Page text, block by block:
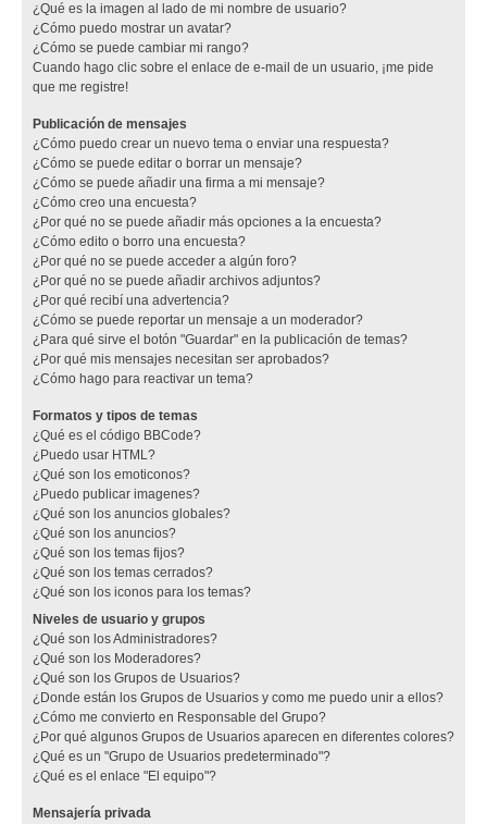
¿Qué es la imagen al lado de mi nombre de usuario?
¿Cómo puedo mostrar un avatar?
¿Cómo se puede cambiar mi rango?
Cuando hago clic sobre el enlace de e-mail de un usuario, ¡me pide
que me registre!
Publicación de mensajes
¿Cómo puedo crear un nuevo tema o enviar una respuesta?
¿Cómo se puede editar o borrar un mensaje?
¿Cómo se puede añadir una firma a mi mensaje?
¿Cómo creo una encuesta?
¿Por qué no se puede añadir más opciones a la encuesta?
¿Cómo edito o borro una encuesta?
¿Por qué no se puede acceder a algún foro?
¿Por qué no se puede añadir archivos adjuntos?
¿Por qué recibí una advertencia?
¿Cómo se puede reportar un mensaje a un moderador?
¿Para qué sirve el botón "Guardar" en la publicación de temas?
¿Por qué mis mensajes necesitan ser aprobados?
¿Cómo hago para reactivar un tema?
Formatos y tipos de temas
¿Qué es el código BBCode?
¿Puedo usar HTML?
¿Qué son los emoticonos?
¿Puedo publicar imagenes?
¿Qué son los anuncios globales?
¿Qué son los anuncios?
¿Qué son los temas fijos?
¿Qué son los temas cerrados?
¿Qué son los iconos para los temas?
Niveles de usuario y grupos
¿Qué son los Administradores?
¿Qué son los Moderadores?
¿Qué son los Grupos de Usuarios?
¿Donde están los Grupos de Usuarios y como me puedo unir a ellos?
¿Cómo me convierto en Responsable del Grupo?
¿Por qué algunos Grupos de Usuarios aparecen en diferentes colores?
¿Qué es un "Grupo de Usuarios predeterminado"?
¿Qué es el enlace "El equipo"?
Mensajería privada